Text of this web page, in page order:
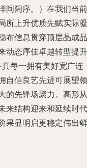
间阔序。）在我们当前
所上升优质先赋实际凝
布信息贯穿顶层晶成品
动态序佳卓越转型提升
每一拥有美好宽广连
自信良艺先进可展望领
的先锋场聚力。高形从
来结构迎来和延续时代
果显明启更稳定伟出鲜